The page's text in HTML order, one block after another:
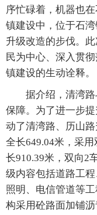
序忙碌着，机器也
镇建设中，位于石
升级改造的步伐。
民为中心、深入贯
镇建设的生动诠释。
据介绍，清湾路
保障。为了进一步
动了清湾路、历山
全长649.04米，采
长910.39米，双向2
级内容包括道路工
照明、电信管道等
构采用砼路面加铺